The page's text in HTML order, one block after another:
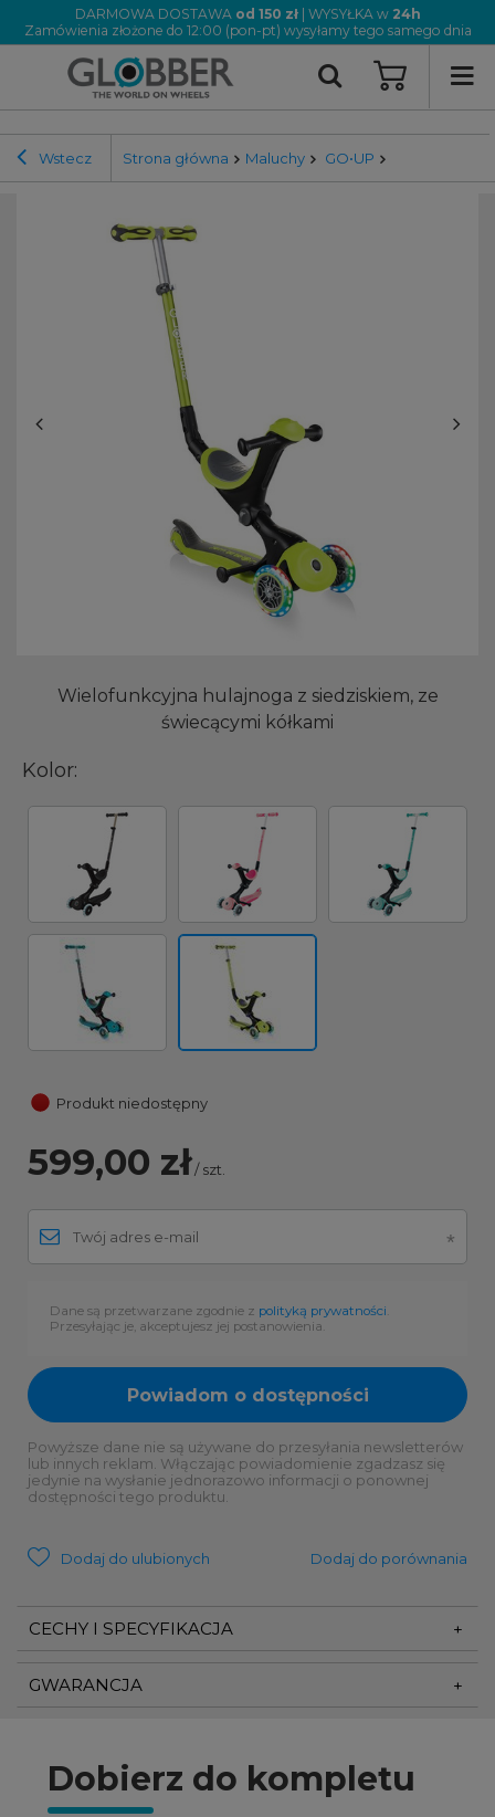
DARMOWA DOSTAWA od 150 zł| WYSYŁKA w 24h
Zamówienia złożone do 12:00 (pon-pt) wysyłamy tego samego dnia
Wstecz Strona główna Maluchy GO•UP
Wielofunkcyjna hulajnoga z siedziskiem, ze
świecącymi kółkami
Kolor:
Produkt niedostępny
599,00 zł/szt.
Dane są przetwarzane zgodnie z polityką prywatności
Przesyłając je, akceptujesz jej postanowienia.
Powiadom o dostępności
Powyższe dane nie są używane do przesyłania newsletterów
lub innych reklam. Włączając powiadomienie zgadzasz się
jedynie na wysłanie jednorazowo informacji o ponownej
dostępności tego produktu.
Dodaj do ulubionych Dodaj do porównania
CECHY I SPECYFIKACJA
GWARANCJA
Dobierz do kompletu